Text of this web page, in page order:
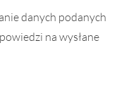
danych podanych
na wysłane